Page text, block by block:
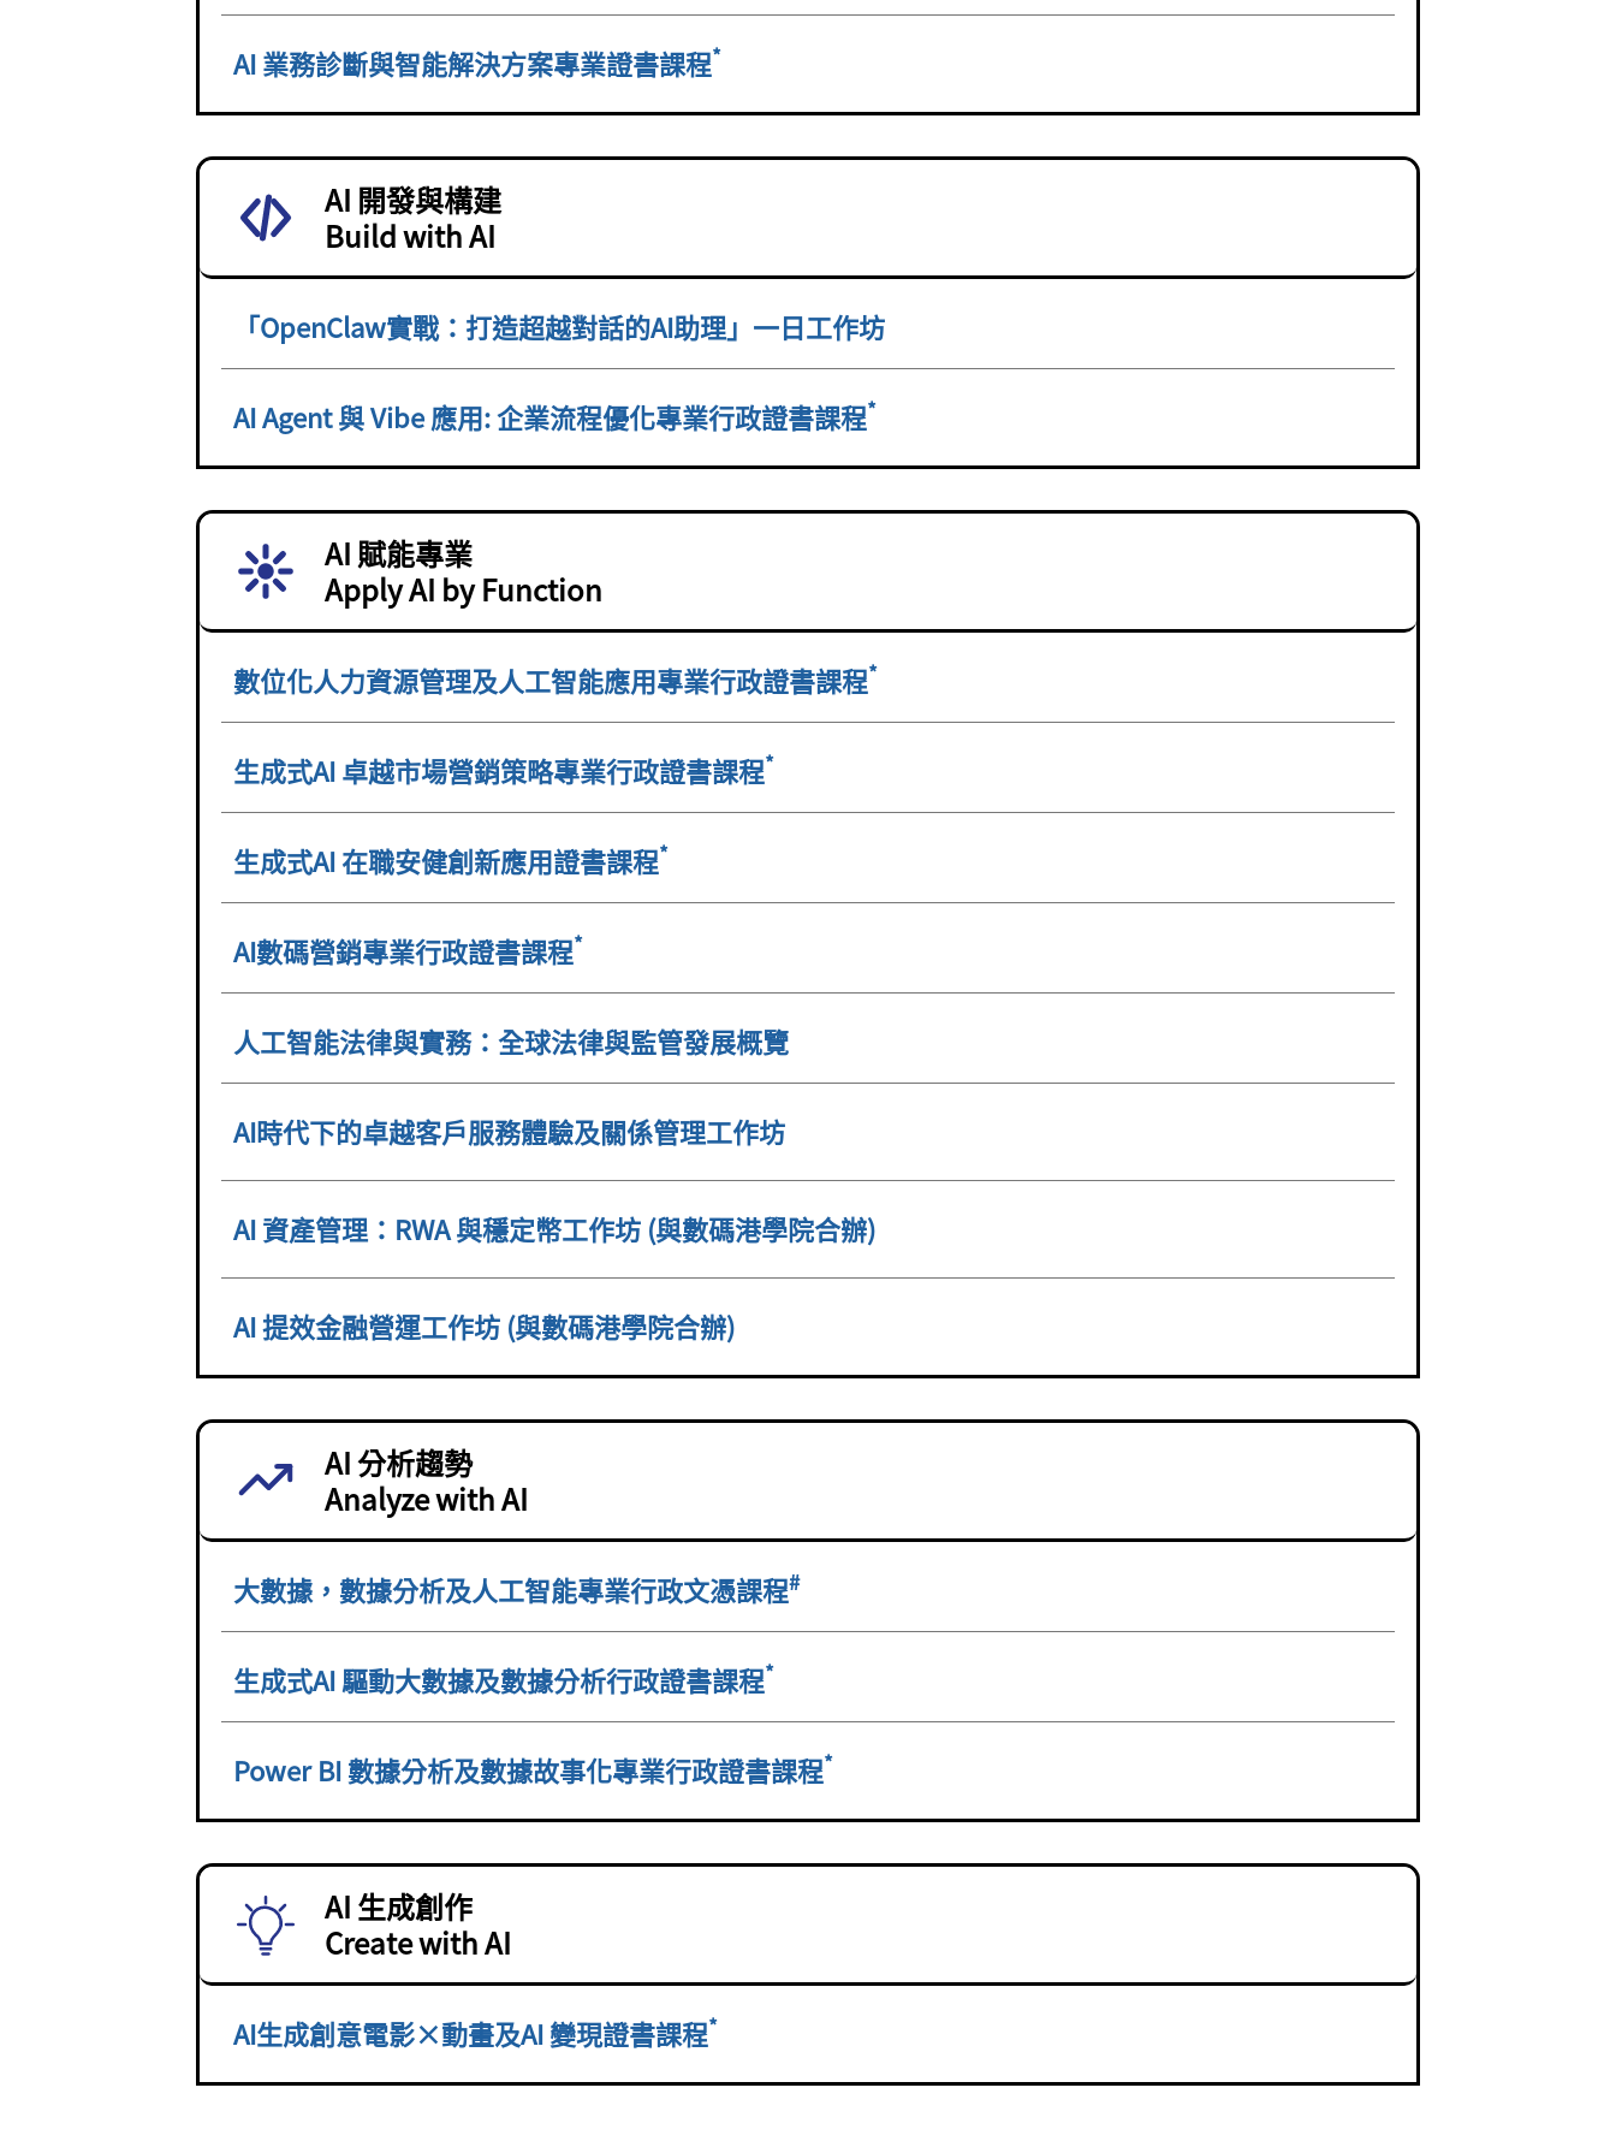
AI 業務診斷與智能解決方案專業證書課程*
AI 開發與構建
Build with AI
「OpenClaw實戰：打造超越對話的AI助理」一日工作坊
AI Agent 與 Vibe 應用: 企業流程優化專業行政證書課程*
AI 賦能專業
Apply AI by Function
數位化人力資源管理及人工智能應用專業行政證書課程*
生成式AI 卓越市場營銷策略專業行政證書課程*
生成式AI 在職安健創新應用證書課程*
AI數碼營銷專業行政證書課程*
人工智能法律與實務：全球法律與監管發展概覽
AI時代下的卓越客戶服務體驗及關係管理工作坊
AI 資產管理：RWA 與穩定幣工作坊 (與數碼港學院合辦)
AI 提效金融營運工作坊 (與數碼港學院合辦)
AI 分析趨勢
Analyze with AI
大數據，數據分析及人工智能專業行政文憑課程#
生成式AI 驅動大數據及數據分析行政證書課程*
Power BI 數據分析及數據故事化專業行政證書課程*
AI 生成創作
Create with AI
AI生成創意電影×動畫及AI 變現證書課程*